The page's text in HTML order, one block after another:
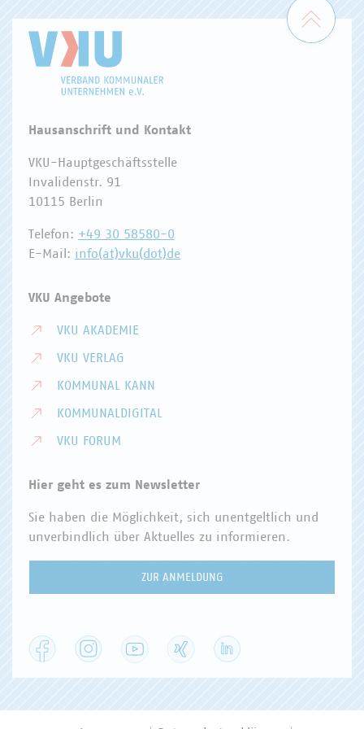
Zum
Hausanschrift und Kontakt
VKU-Hauptgeschäftsstelle
Invalidenstr. 91
10115 Berlin
Telefon: +49 30 58580-0
E-Mail: info(at)vku(dot)de
VKU Angebote
VKU AKADEMIE
VKU VERLAG
KOMMUNAL KANN
KOMMUNALDIGITAL
VKU FORUM
Hier geht es zum Newsletter
Sie haben die Möglichkeit, sich unentgeltlich und
unverbindlich über Aktuelles zu informieren.
ZUR ANMELDUNG
Facebook Instagram YouTube